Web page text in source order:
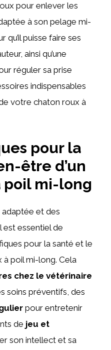
pour enlever les
à son pelage mi-
qu’il puisse faire ses
ainsi qu’une
réguler sa prise
indispensables
votre chaton roux à
pour la
être d’un
poil mi-long
adaptée et des
est essentiel de
pour la santé et le
à poil mi-long. Cela
chez le vétérinaire
soins préventifs, des
pour entretenir
de jeu et
son intellect et sa